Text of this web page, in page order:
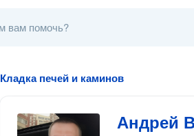
Кладка печей и каминов
Андрей